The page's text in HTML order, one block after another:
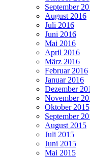
September
August 2016
Juli 2016
Juni 2016
Mai 2016
April 2016
März 2016
Februar 2016
Januar 2016
Dezember
November
Oktober 2015
September
August 2015
Juli 2015
Juni 2015
Mai 2015